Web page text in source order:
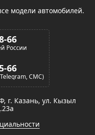
модели автомобилей.
66
России
66
Telegram, СМС)
г. Казань, ул. Кызыл